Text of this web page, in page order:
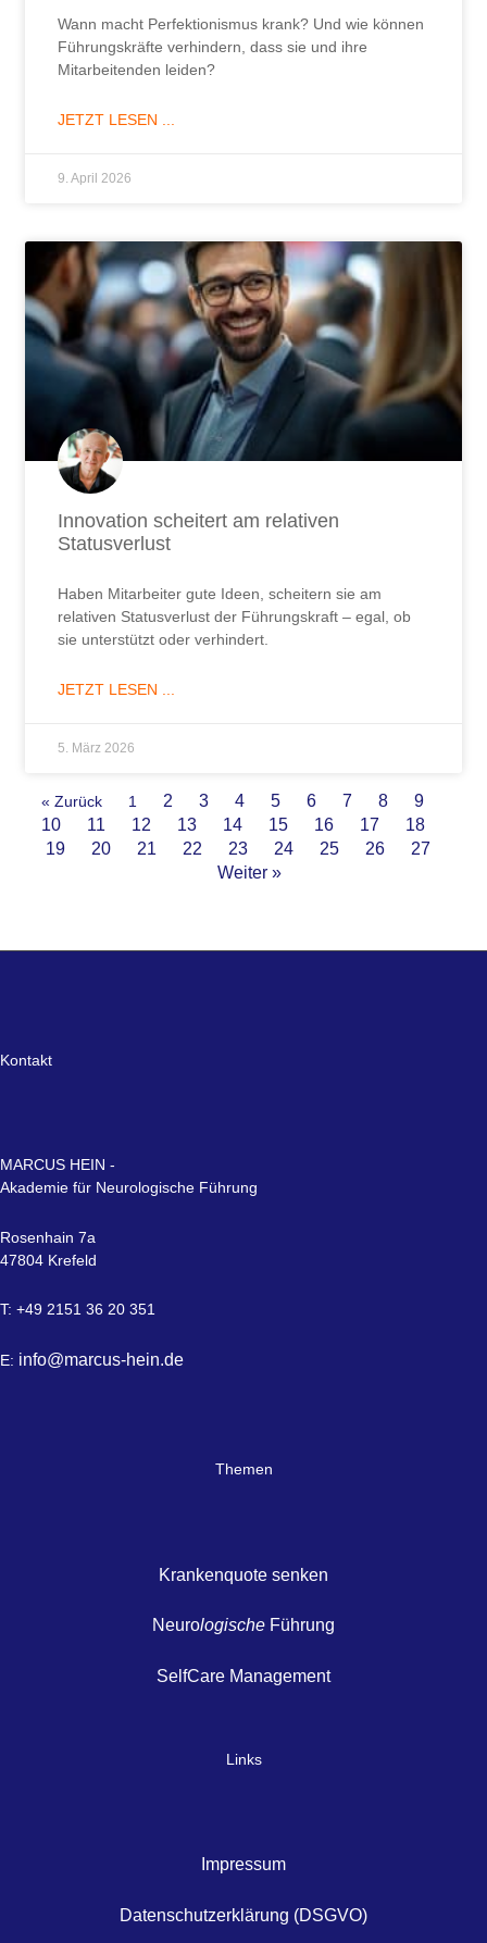
Wann macht Perfektionismus krank? Und wie können
Führungskräfte verhindern, dass sie und ihre
Mitarbeitenden leiden?
JETZT LESEN ...
9. April 2026
Innovation scheitert am relativen
Statusverlust
Haben Mitarbeiter gute Ideen, scheitern sie am
relativen Statusverlust der Führungskraft – egal, ob
sie unterstützt oder verhindert.
JETZT LESEN ...
5. März 2026
« Zurück 1 2 3 4 5 6 7 8
9
10
11 12 13 14 15 16 17
18
19
20 21 22 23 24 25 26
27
Weiter »
Kontakt
MARCUS HEIN -
Akademie für Neurologische Führung
Rosenhain 7a
47804 Krefeld
T: +49 2151 36 20 351
E: info@marcus-hein.de
Themen
Krankenquote senken
Neurologische Führung
SelfCare Management
Links
Impressum
Datenschutzerklärung (DSGVO)